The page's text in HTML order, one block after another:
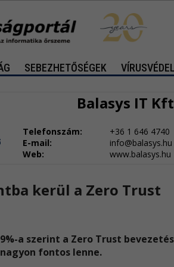
SEBEZHETŐSÉGEK
Balasys IT
Telefonszám:
+36 1 646 4740
E-mail:
info@balasys.hu
Web:
www.balasys.hu
kerül a Zero Trust
a szerint a Zero Trust
fontos lenne.